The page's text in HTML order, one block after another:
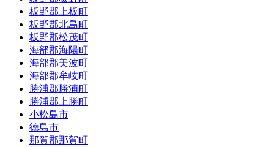
板野郡上板町
板野郡北島町
板野郡松茂町
海部郡海陽町
海部郡美波町
海部郡牟岐町
勝浦郡勝浦町
勝浦郡上勝町
小松島市
徳島市
那賀郡那賀町